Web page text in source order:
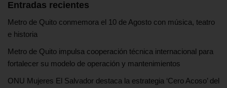
Entradas recientes
Metro de Quito conmemora el 10 de Agosto con música, teatro
e historia
Metro de Quito impulsa cooperación técnica internacional para
fortalecer su modelo de operación y mantenimientos
ONU Mujeres El Salvador destaca la estrategia ‘Cero Acoso’ del